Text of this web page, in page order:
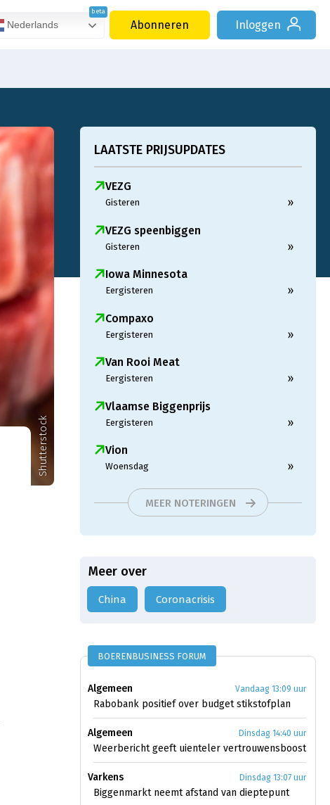
Nederlands Abonneren Inloggen
Shutterstock
LAATSTE PRIJSUPDATES
VEZG
Gisteren »
VEZG speenbiggen
Gisteren »
Iowa Minnesota
Eergisteren »
Compaxo
Eergisteren »
Van Rooi Meat
Eergisteren »
Vlaamse Biggenprijs
Eergisteren »
Vion
Woensdag »
MEER NOTERINGEN
Meer over
China Coronacrisis
BOERENBUSINESS FORUM
Algemeen Vandaag 13:09 uur
Rabobank positief over budget stikstofplan
Algemeen Dinsdag 14:40 uur
Weerbericht geeft uienteler vertrouwensboost
Varkens Dinsdag 13:07 uur
Biggenmarkt neemt afstand van dieptepunt